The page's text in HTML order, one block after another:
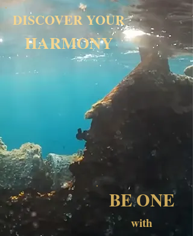
DISCOVER YOUR
HARMONY
BE ONE
with